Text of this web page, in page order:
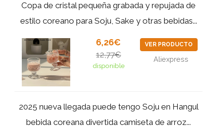
Copa de cristal pequeña grabada y repujada de
estilo coreano para Soju, Sake y otras bebidas...
6,26€
12,77€
disponible
VER PRODUCTO
Aliexpress
2025 nueva llegada puede tengo Soju en Hangul
bebida coreana divertida camiseta de arroz...